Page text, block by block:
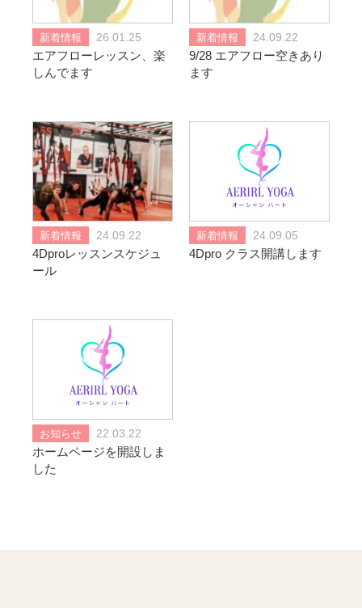
新着情報 26.01.25
エアフローレッスン、楽
しんでます
新着情報 24.09.22
9/28 エアフロー空きあり
ます
新着情報 24.09.22
4Dproレッスンスケジュ
ール
新着情報 24.09.05
4Dpro クラス開講します
お知らせ 22.03.22
ホームページを開設しま
した